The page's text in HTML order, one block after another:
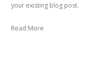
your existing blog post.
Read More